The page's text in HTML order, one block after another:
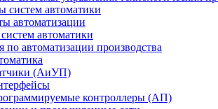
систем автоматики
автоматизации
автоматики
по автоматизации производства
(АиУП)
контроллеры (АП)